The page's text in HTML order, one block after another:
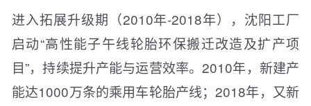
进入拓展升级期（2010年-2018年），沈阳工厂
启动“高性能子午线轮胎环保搬迁改造及扩产项
目”，持续提升产能与运营效率。2010年，新建产
能达1000万条的乘用车轮胎产线；2018年，又新